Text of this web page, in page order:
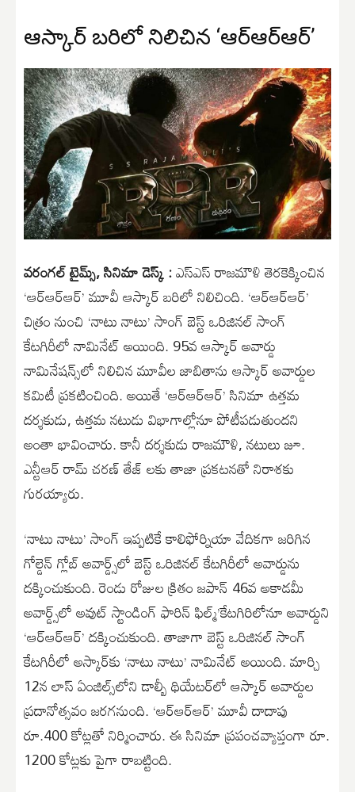
ఆస్కార్ బరిలో నిలిచిన ‘ఆర్ఆర్ఆర్’
వరంగల్ టైమ్స్, సినిమా డెస్క్ :ఎస్ఎస్ రాజమౌళి తెరకెక్కించిన
‘ఆర్ఆర్ఆర్’ మూవీ ఆస్కార్ బరిలో నిలిచింది. ‘ఆర్ఆర్ఆర్’
చిత్రం నుంచి ‘నాటు నాటు’ సాంగ్ బెస్ట్ ఒరిజినల్‌ సాంగ్‌
కేటగిరీలో నామినేట్ అయింది. 95వ ఆస్కార్ అవార్డు
నామినేషన్స్‌లో నిలిచిన మూవీల జాబితాను ఆస్కార్ అవార్డుల
కమిటీ ప్రకటించింది. అయితే ‘ఆర్ఆర్ఆర్’ సినిమా ఉత్తమ
దర్శకుడు, ఉత్తమ నటుడు విభాగాల్లోనూ పోటీపడుతుందని
అంతా భావించారు. కానీ దర్శకుడు రాజమౌళి, నటులు జూ.
ఎన్టీఆర్ రామ్ చరణ్ తేజ్ లకు తాజా ప్రకటనతో నిరాశకు
గురయ్యారు.
‘నాటు నాటు’ సాంగ్ ఇప్పటికే కాలిఫోర్నియా వేదికగా జరిగిన
గోల్డెన్ గ్లోబ్ అవార్డ్స్‌లో బెస్ట్ ఒరిజినల్ కేటగిరీలో అవార్డును
దక్కించుకుంది. రెండు రోజుల క్రితం జపాన్ 46వ అకాడమీ
అవార్డ్స్‌లో అవుట్‌ స్టాండింగ్‌ ఫారిన్‌ ఫిల్మ్‌’కేటగిరిలోనూ అవార్డుని
‘ఆర్ఆర్ఆర్’ దక్కించుకుంది. తాజాగా బెస్ట్ ఒరిజినల్‌ సాంగ్‌
కేటగిరీలో అస్కార్⁬కు ‘నాటు నాటు’ నామినేట్ అయింది. మార్చి
12న లాస్‌ ఏంజిల్స్‌లోని డాల్బీ థియేటర్‌లో ఆస్కార్‌ అవార్డుల
ప్రదానోత్సవం జరగనుంది. ‘ఆర్ఆర్ఆర్’ మూవీ దాదాపు
రూ.400 కోట్లతో నిర్మించారు. ఈ సినిమా ప్రపంచవ్యాప్తంగా రూ.
1200 కోట్లకు పైగా రాబట్టింది.